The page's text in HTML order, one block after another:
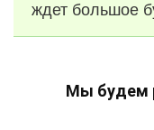
ждет большое
Мы будем